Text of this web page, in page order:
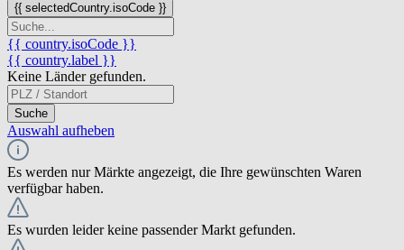
{{ selectedCountry.isoCode }}
{{ country.isoCode }}
{{ country.label }}
Keine Länder gefunden.
Suche
Auswahl aufheben
Es werden nur Märkte angezeigt, die Ihre gewünschten Waren
verfügbar haben.
Es wurden leider keine passender Markt gefunden.